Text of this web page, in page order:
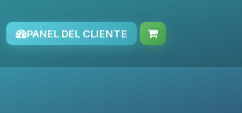
PANEL DEL CLIENTE